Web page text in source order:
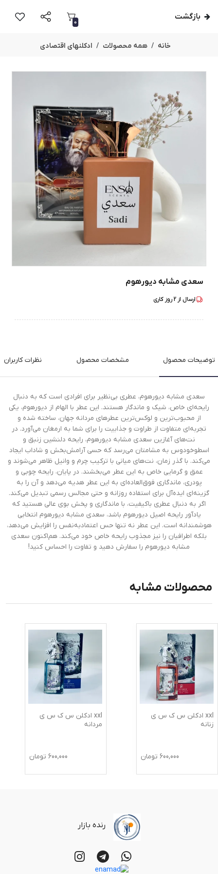
بازگشت
0
خانه همه محصولات ادکلنهای اقتصادی
سعدی مشابه دیورهوم
ارسال از 2روز کاری
توضیحات محصول مشخصات محصول نظرات کاربران
سعدی مشابه دیورهوم، عطری بی‌نظیر برای افرادی است که به دنبال
رایحه‌ای خاص، شیک و ماندگار هستند. این عطر با الهام از دیورهوم، یکی
از محبوب‌ترین و لوکس‌ترین عطرهای مردانه جهان، ساخته شده و
تجربه‌ای متفاوت از طراوت و جذابیت را برای شما به ارمغان می‌آورد. در
نت‌های آغازین سعدی مشابه دیورهوم، رایحه دلنشین زنبق و
اسطوخودوس به مشامتان می‌رسد که حسی آرامش‌بخش و شاداب ایجاد
می‌کند. با گذر زمان، نت‌های میانی با ترکیب چرم و وانیل ظاهر می‌شوند و
عمق و گرمایی خاص به این عطر می‌بخشند. در پایان، رایحه چوبی و
پودری، ماندگاری فوق‌العاده‌ای به این عطر هدیه می‌دهد و آن را به
گزینه‌ای ایده‌آل برای استفاده روزانه و حتی مجالس رسمی تبدیل می‌کند.
اگر به دنبال عطری باکیفیت، با ماندگاری و پخش بوی عالی هستید که
یادآور رایحه اصیل دیورهوم باشد، سعدی مشابه دیورهوم انتخابی
هوشمندانه است. این عطر نه تنها حس اعتمادبه‌نفس را افزایش می‌دهد،
بلکه اطرافیان را نیز مجذوب رایحه خاص خود می‌کند. هم‌اکنون سعدی
مشابه دیورهوم را سفارش دهید و تفاوت را احساس کنید!
محصولات مشابه
xxl ادکلن س ک س ی
زنانه
600,000 تومان
xxl ادکلن س ک س ی
مردانه
600,000 تومان
رنده بازار